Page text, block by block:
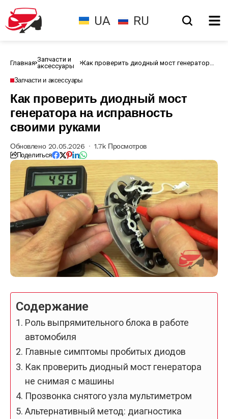
UA RU
Главная Запчасти и
аксессуары
Как проверить диодный мост генератора
Запчасти и аксессуары
Как проверить диодный мост
генератора на исправность
своими руками
Обновлено 20.05.2026 1.7k Просмотров
Поделиться
Содержание
Роль выпрямительного блока в работе
автомобиля
Главные симптомы пробитых диодов
Как проверить диодный мост генератора
не снимая с машины
Прозвонка снятого узла мультиметром
Альтернативный метод: диагностика